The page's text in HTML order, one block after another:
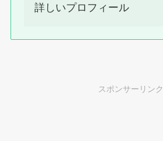
詳しいプロフィール
スポンサーリンク